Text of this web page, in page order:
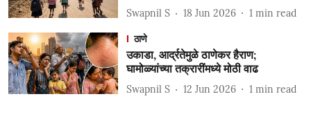
Swapnil S 18 Jun 2026 1 min read
ठाणे
उकाडा, आर्द्रतेमुळे ठाणेकर हैराण;
घामोळ्यांच्या तक्रारींमध्ये मोठी वाढ
Swapnil S 12 Jun 2026 1 min read